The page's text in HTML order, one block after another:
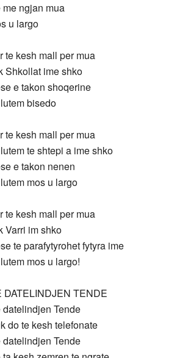
me ngjan mua
u largo
te kesh mall per mua
Shkollat ime shko
e takon shoqerine
bisedo
te kesh mall per mua
te shtepi a ime shko
e takon nenen
mos u largo
te kesh mall per mua
Varri im shko
te parafytyrohet fytyra ime
mos u largo!
DATELINDJEN TENDE
datelindjen Tende
do te kesh telefonate
datelindjen Tende